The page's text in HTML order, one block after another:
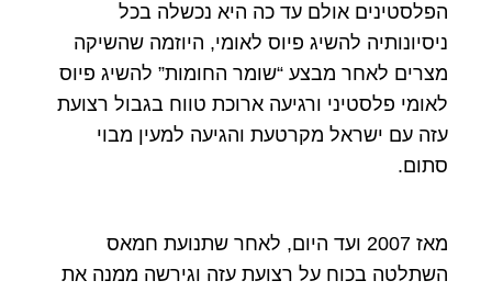
הפלסטינים אולם עד כה היא נכשלה בכל
ניסיונותיה להשיג פיוס לאומי, היוזמה שהשיקה
מצרים לאחר מבצע “שומר החומות” להשיג פיוס
לאומי פלסטיני ורגיעה ארוכת טווח בגבול רצועת
עזה עם ישראל מקרטעת והגיעה למעין מבוי
סתום.
מאז 2007 ועד היום, לאחר שתנועת חמאס
השתלטה בכוח על רצועת עזה וגירשה ממנה את